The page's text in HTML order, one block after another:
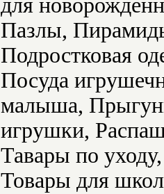
для
Пазлы,
Подростковая
Посуда
малыша,
игрушки,
Тавары по
Товары для